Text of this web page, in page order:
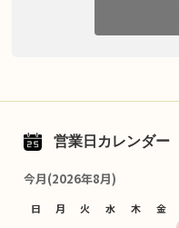
営業日カレンダー
今月(2026年8月)
日 月 火 水 木 金